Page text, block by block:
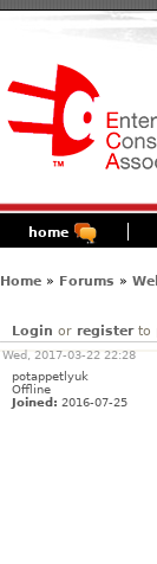
home
Home» Forums »
Login or registerto
Wed, 2017-03-22 22:28
potappetlyuk
Offline
Joined: 2016-07-25